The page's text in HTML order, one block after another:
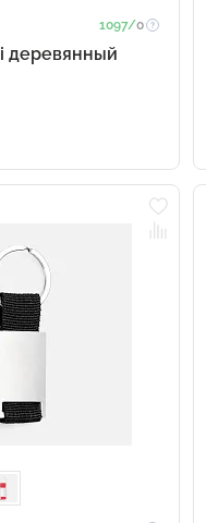
1097/0
деревянный